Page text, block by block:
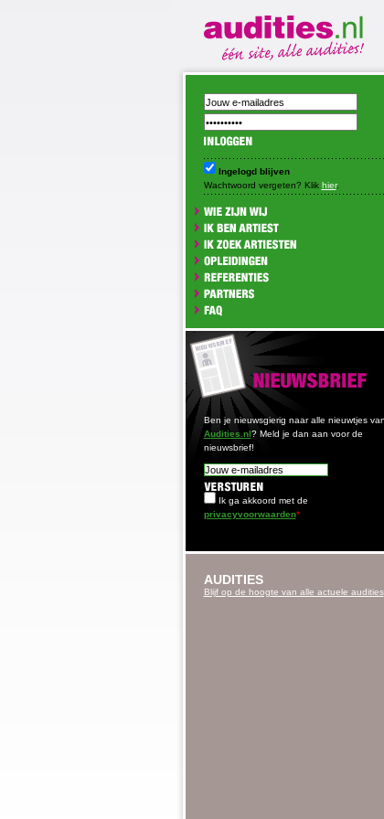
Ingelogd blijven
Wachtwoord vergeten? Klik hier.
Ben je nieuwsgierig naar alle nieuwtjes van
Audities.nl? Meld je dan aan voor de
nieuwsbrief!
Ik ga akkoord met de
privacyvoorwaarden*
AUDITIES
Blijf op de hoogte van alle actuele audities